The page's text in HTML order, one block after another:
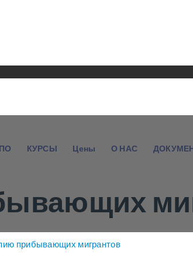
КУРСЫ Цены О НАС
прибывающих мигрантов